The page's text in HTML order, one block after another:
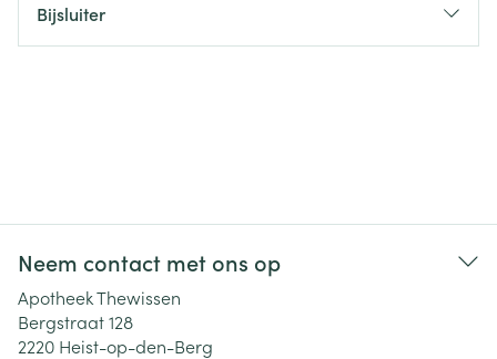
Bijsluiter
Neem contact met ons op
Apotheek Thewissen
Bergstraat 128
2220 Heist-op-den-Berg